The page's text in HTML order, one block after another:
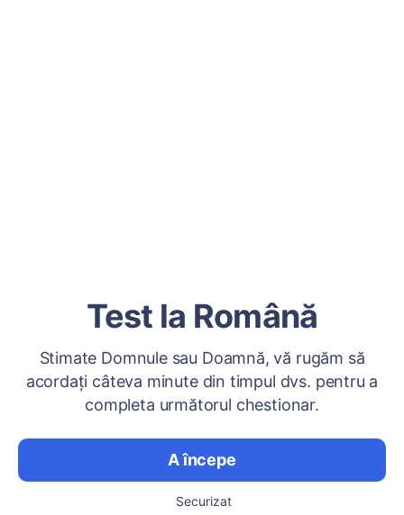
Test la Română
Stimate Domnule sau Doamnă, vă rugăm să
acordați câteva minute din timpul dvs. pentru a
completa următorul chestionar.
A începe
Securizat